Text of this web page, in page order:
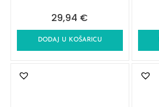
29,94 €
DODAJ U KOŠARICU